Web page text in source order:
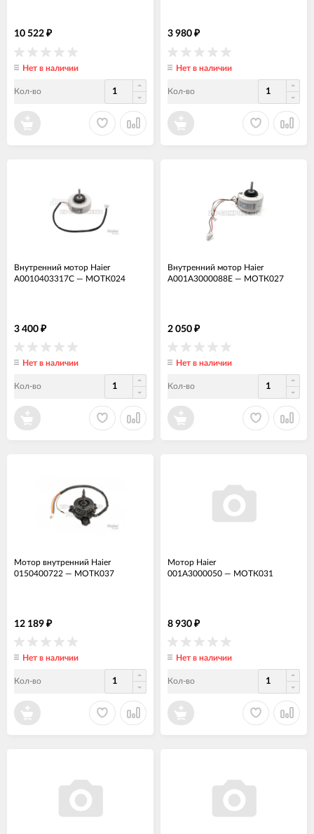
10 522 ₽
Нет в наличии
Кол-во
3 980 ₽
Нет в наличии
Кол-во
Внутренний мотор Haier
A0010403317C — МОТК024
3 400 ₽
Нет в наличии
Кол-во
Внутренний мотор Haier
A001A3000088E — МОТК027
2 050 ₽
Нет в наличии
Кол-во
Мотор внутренний Haier
0150400722 — МОТК037
12 189 ₽
Нет в наличии
Кол-во
Мотор Haier
001A3000050 — МОТК031
8 930 ₽
Нет в наличии
Кол-во